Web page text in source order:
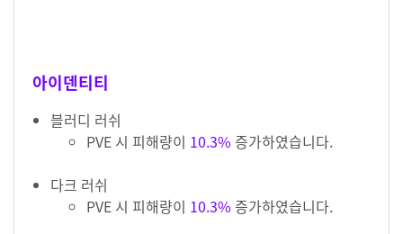
아이덴티티
블러디 러쉬
PVE 시 피해량이 10.3% 증가하였습니다.
다크 러쉬
PVE 시 피해량이 10.3% 증가하였습니다.